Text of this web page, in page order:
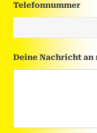
i
n
m
e
h
d
Telefonnummer
Deine Nachricht an